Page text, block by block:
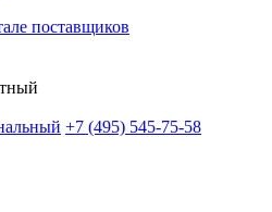
поставщиков
+7 (495) 545-75-58